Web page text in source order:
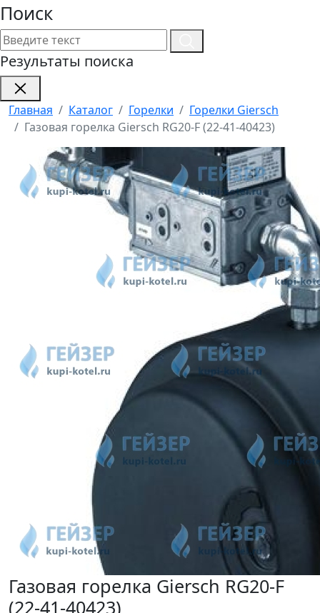
Поиск
Результаты поиска
Главная Каталог Горелки
Горелки Giersch
Газовая горелка Giersch RG20-F (22-41-40423)
Газовая горелка Giersch RG20-F
(22-41-40423)